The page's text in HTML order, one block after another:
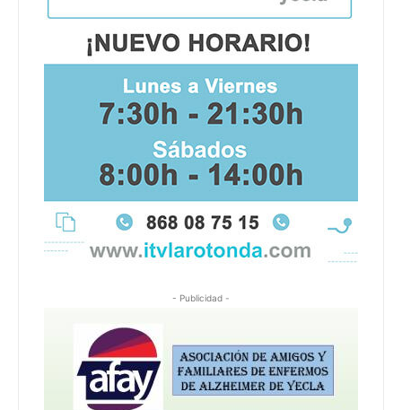
- Publicidad -